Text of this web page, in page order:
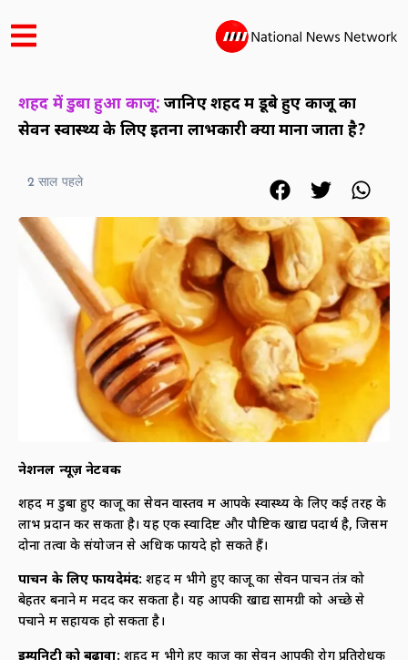
शहद में डुबा हुआ काजू: जानिए शहद में डूबे हुए काजू का
सेवन स्वास्थ्य के लिए इतना लाभकारी क्यों माना जाता है?
2 साल पहले
नेशनल न्यूज़ नेटवर्क
शहद में डुबा हुए काजू का सेवन वास्तव में आपके स्वास्थ्य के लिए कई तरह के
लाभ प्रदान कर सकता है। यह एक स्वादिष्ट और पौष्टिक खाद्य पदार्थ है, जिसमें
दोनों तत्वों के संयोजन से अधिक फायदे हो सकते हैं।
पाचन के लिए फायदेमंद: शहद में भीगे हुए काजू का सेवन पाचन तंत्र को
बेहतर बनाने में मदद कर सकता है। यह आपकी खाद्य सामग्री को अच्छे से
पचाने में सहायक हो सकता है।
इम्यूनिटी को बढ़ावा: शहद में भीगे हुए काजू का सेवन आपकी रोग प्रतिरोधक